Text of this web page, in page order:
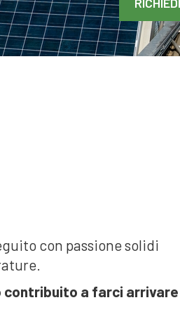
con passione solidi
contribuito a farci arrivare